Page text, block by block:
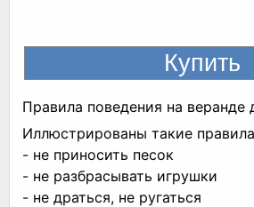
Правила поведения на веранде
Иллюстрированы такие
- не приносить песок
- не разбрасывать игрушки
- не драться, не ругаться